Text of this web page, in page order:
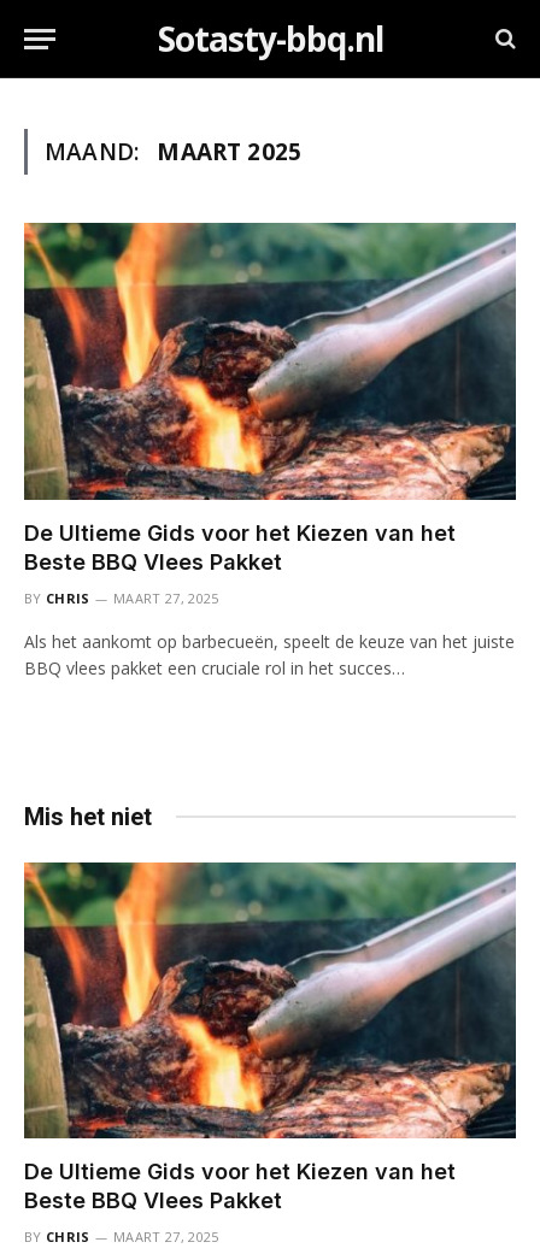
Sotasty-bbq.nl
MAAND: MAART 2025
De Ultieme Gids voor het Kiezen van het
Beste BBQ Vlees Pakket
BY CHRIS MAART 27, 2025
Als het aankomt op barbecueën, speelt de keuze van het juiste
BBQ vlees pakket een cruciale rol in het succes…
Mis het niet
De Ultieme Gids voor het Kiezen van het
Beste BBQ Vlees Pakket
BY CHRIS MAART 27, 2025